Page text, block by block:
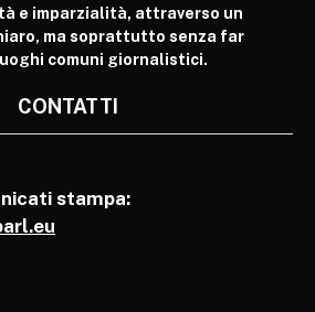
e imparzialità, attraverso un
ma soprattutto senza far
comuni giornalistici.
CONTATTI
stampa: